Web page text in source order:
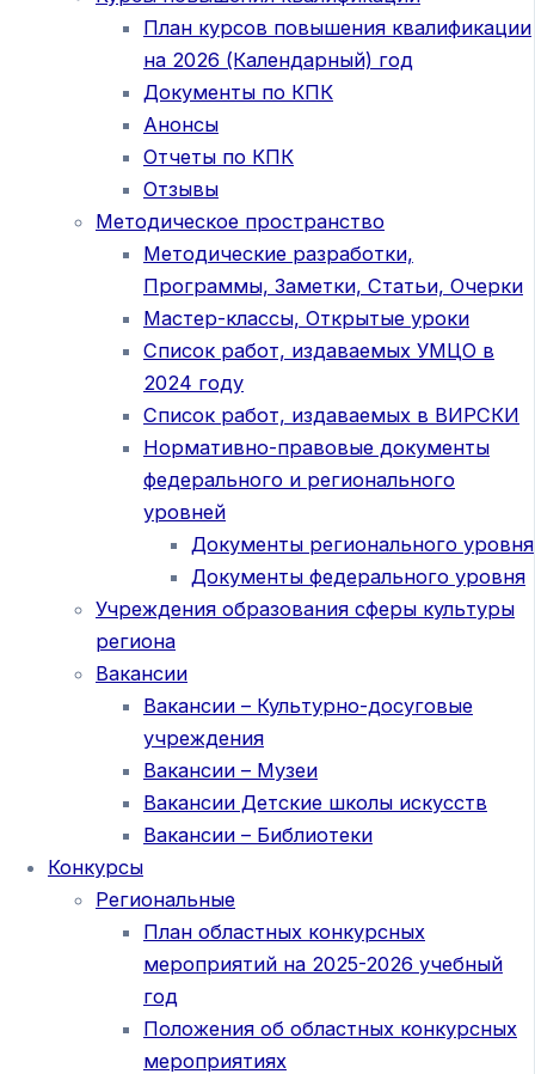
План курсов повышения квалификации
на 2026 (Календарный) год
Документы по КПК
Анонсы
Отчеты по КПК
Отзывы
Методическое пространство
Методические разработки,
Программы, Заметки, Статьи, Очерки
Мастер-классы, Открытые уроки
Список работ, издаваемых УМЦО в
2024 году
Список работ, издаваемых в ВИРСКИ
Нормативно-правовые документы
федерального и регионального
уровней
Документы регионального уровня
Документы федерального уровня
Учреждения образования сферы культуры
региона
Вакансии
Вакансии – Культурно-досуговые
учреждения
Вакансии – Музеи
Вакансии Детские школы искусств
Вакансии – Библиотеки
Конкурсы
Региональные
План областных конкурсных
мероприятий на 2025-2026 учебный
год
Положения об областных конкурсных
мероприятиях